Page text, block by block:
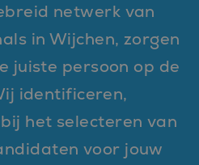
netwerk van
in Wijchen, zorgen
juiste persoon op de
identificeren,
het selecteren van
voor jouw